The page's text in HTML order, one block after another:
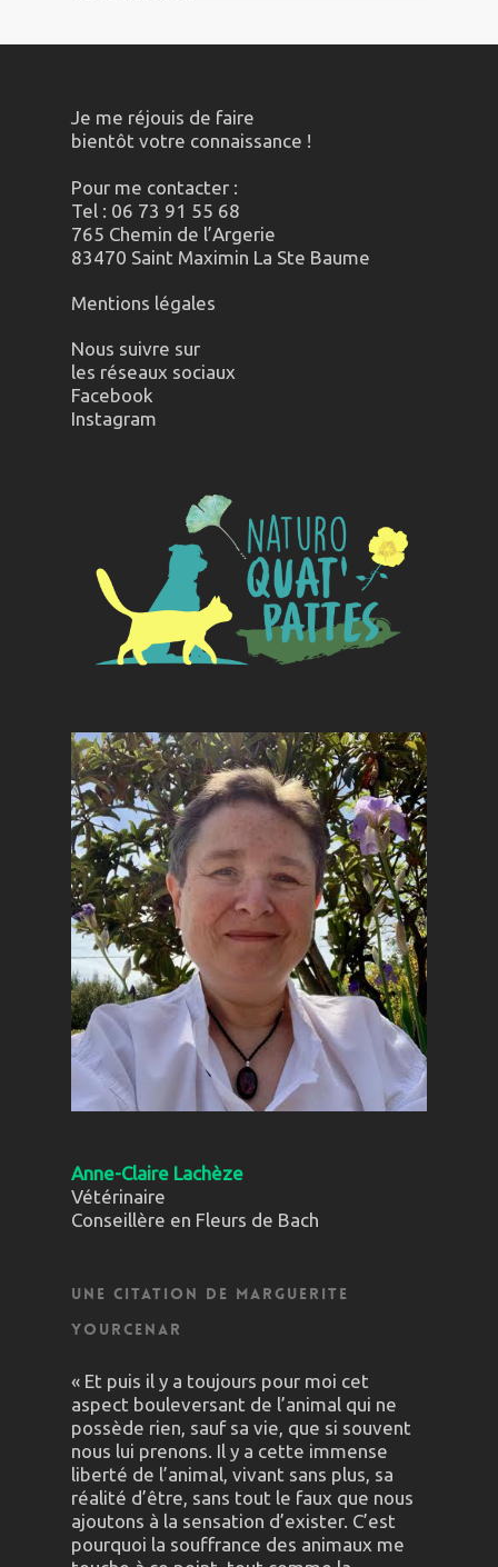
Je me réjouis de faire
bientôt votre connaissance !
Pour me contacter :
Tel : 06 73 91 55 68
765 Chemin de l’Argerie
83470 Saint Maximin La Ste Baume
Mentions légales
Nous suivre sur
les réseaux sociaux
Facebook
Instagram
Anne-Claire Lachèze
Vétérinaire
Conseillère en Fleurs de Bach
Une citation de Marguerite
Yourcenar
« Et puis il y a toujours pour moi cet
aspect bouleversant de l’animal qui ne
possède rien, sauf sa vie, que si souvent
nous lui prenons. Il y a cette immense
liberté de l’animal, vivant sans plus, sa
réalité d’être, sans tout le faux que nous
ajoutons à la sensation d’exister. C’est
pourquoi la souffrance des animaux me